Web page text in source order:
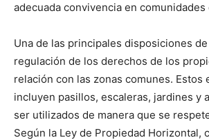
adecuada convivencia en comunidades
Una de las principales disposiciones
regulación de los derechos de los
relación con las zonas comunes. Estos
incluyen pasillos, escaleras, jardines y
ser utilizados de manera que se
Según la Ley de Propiedad Horizontal,